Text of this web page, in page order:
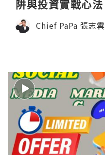
阱與投資實戰心法
Chief PaPa 張志雲